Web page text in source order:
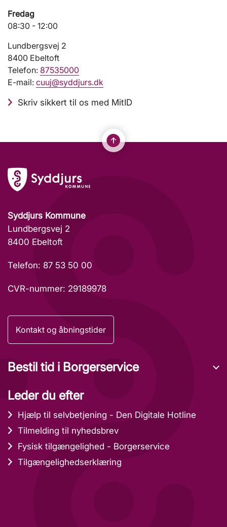
Fredag
08:30 - 12:00
Lundbergsvej 2
8400 Ebeltoft
Telefon: 87535000
E-mail: cuuj@syddjurs.dk
Skriv sikkert til os med MitID
Syddjurs Kommune
Lundbergsvej 2
8400 Ebeltoft
Telefon: 87 53 50 00
CVR-nummer: 29189978
Kontakt og åbningstider
Bestil tid i Borgerservice
Leder du efter
Hjælp til selvbetjening - Den Digitale Hotline
Tilmelding til nyhedsbrev
Fysisk tilgængelighed - Borgerservice
Tilgængelighedserklæring